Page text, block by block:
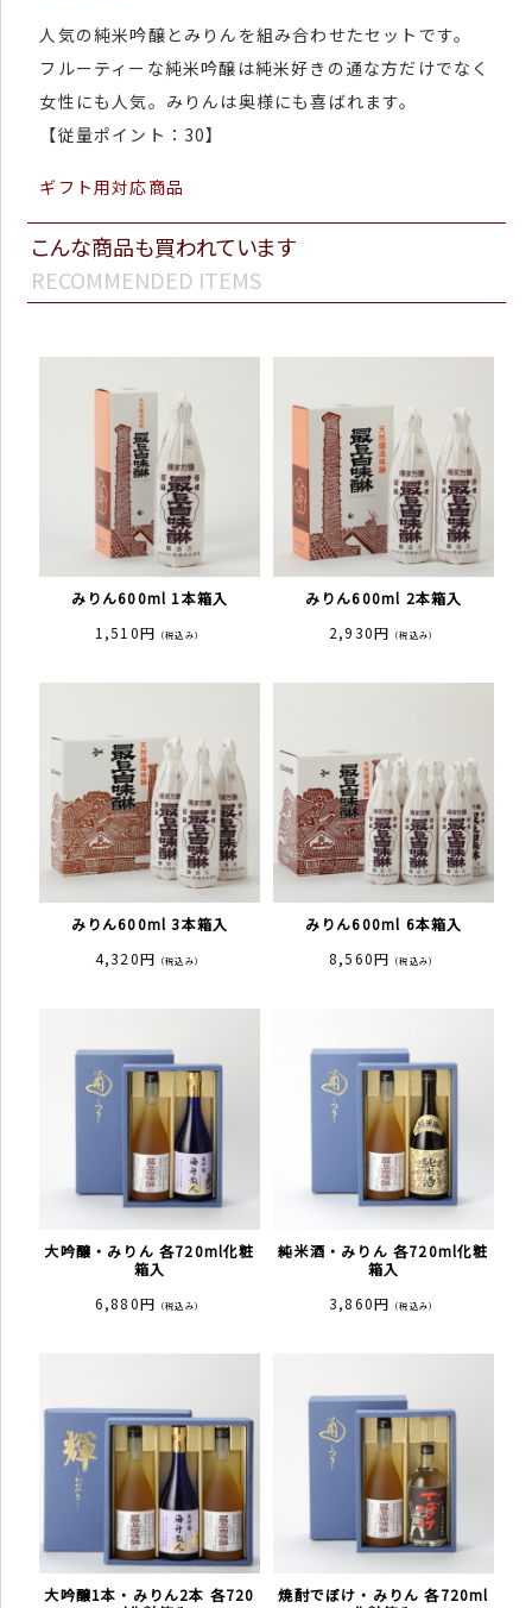
人気の純米吟醸とみりんを組み合わせたセットです。
フルーティーな純米吟醸は純米好きの通な方だけでなく
女性にも人気。みりんは奥様にも喜ばれます。
【従量ポイント：30】
ギフト用対応商品
RECOMMENDED ITEMS
こんな商品も買われています
みりん600ml 1本箱入
1,510円 （税込み）
みりん600ml 2本箱入
2,930円 （税込み）
みりん600ml 3本箱入
4,320円 （税込み）
みりん600ml 6本箱入
8,560円 （税込み）
大吟醸・みりん 各720ml化粧
箱入
6,880円 （税込み）
純米酒・みりん 各720ml化粧
箱入
3,860円 （税込み）
大吟醸1本・みりん2本 各720
焼酎でぼけ・みりん 各720ml